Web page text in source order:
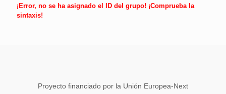
¡Error, no se ha asignado el ID del grupo! ¡Comprueba la
sintaxis!
Proyecto financiado por la Unión Europea-Next